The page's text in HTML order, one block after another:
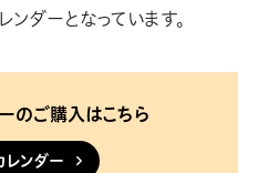
ダーとなっています。
のご購入はこちら
ンダー